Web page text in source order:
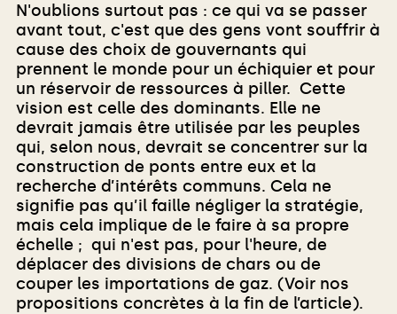
N'oublions surtout pas : ce qui va se passer
avant tout, c'est que des gens vont souffrir à
cause des choix de gouvernants qui
prennent le monde pour un échiquier et pour
un réservoir de ressources à piller. Cette
vision est celle des dominants. Elle ne
devrait jamais être utilisée par les peuples
qui, selon nous, devrait se concentrer sur la
construction de ponts entre eux et la
recherche d’intérêts communs. Cela ne
signifie pas qu’il faille négliger la stratégie,
mais cela implique de le faire à sa propre
échelle ; qui n'est pas, pour l'heure, de
déplacer des divisions de chars ou de
couper les importations de gaz. (Voir nos
propositions concrètes à la fin de l’article).